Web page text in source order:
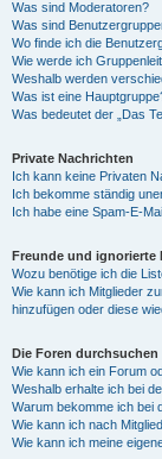
Was sind Moderatoren?
Was sind
Wo finde ich die
Wie werde ich
Weshalb werden
Was ist eine
Was bedeutet der „Das
Private Nachrichten
Ich kann keine Privaten
Ich bekomme ständig
Ich habe eine Spam-E-
Freunde und ignorierte
Wozu benötige ich die
Wie kann ich Mitglieder
hinzufügen oder diese
Die Foren durchsuchen
Wie kann ich ein Forum
Weshalb erhalte ich bei
Warum bekomme ich bei
Wie kann ich nach
Wie kann ich meine